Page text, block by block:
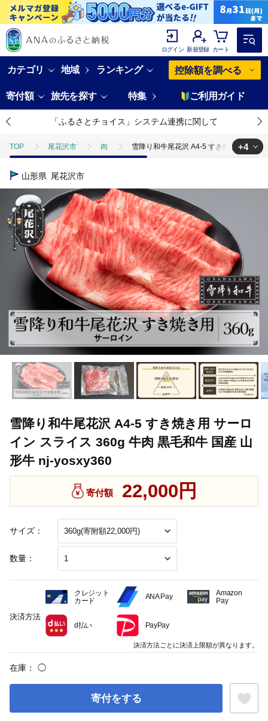
ログイン 新規登録 カート
カテゴリ 地域 ランキング 控除額を調べる
寄付額 旅先を探す 特集 ご利用ガイド
「ふるさとチョイス」システム連携に関して
TOP 尾花沢市 肉 雪降り和牛尾花沢 A4-5 すき焼き用 サー
TOP
牛肉 雪降り和牛尾花沢 A4-5 すき焼き用 サーロイ
TOP 肉 牛肉 山形牛 雪降り和牛尾花沢 A4-5 すき焼
TOP 肉 牛肉 黒毛和牛 雪降り和牛尾花沢 A4-5 すき
+4
山形県 尾花沢市
雪降り和牛尾花沢 A4-5 すき焼き用 サーロ
イン スライス 360g 牛肉 黒毛和牛 国産 山
形牛 nj-yosxy360
サイズ：
数量：
寄付額 22,000円
在庫： ◯
寄付をする
決済方法
クレジット
カード
ANA Pay
Amazon
Pay
d払い PayPay
決済方法ごとに決済上限額が異なります。